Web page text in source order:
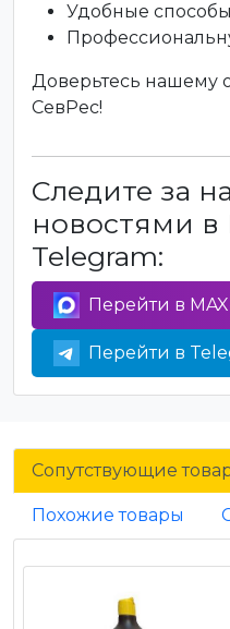
Удобные
Доверьтесь нашему
СевРес!
Следите за
новостями в
Telegram:
Перейти в
Перейти в
Сопутствующие
Похожие товары